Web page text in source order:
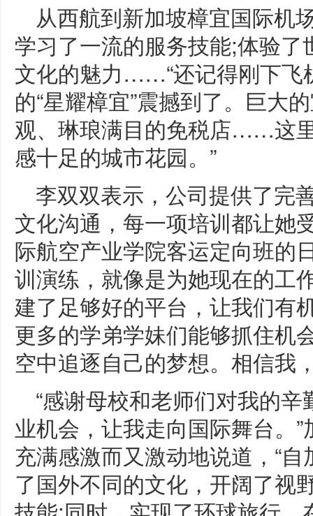
从西航到新加坡樟宜国际机
学习了一流的服务技能;体验
文化的魅力……“还记得刚下飞
的“星耀樟宜”震撼到了。巨大
观、琳琅满目的免税店……这
感十足的城市花园。”
李双双表示，公司提供了完
文化沟通，每一项培训都让她
际航空产业学院客运定向班的
训演练，就像是为她现在的工
建了足够好的平台，让我们有
更多的学弟学妹们能够抓住机
空中追逐自己的梦想。相信我
“感谢母校和老师们对我的
业机会，让我走向国际舞台。
充满感激而又激动地说道，“
了国外不同的文化，开阔了视